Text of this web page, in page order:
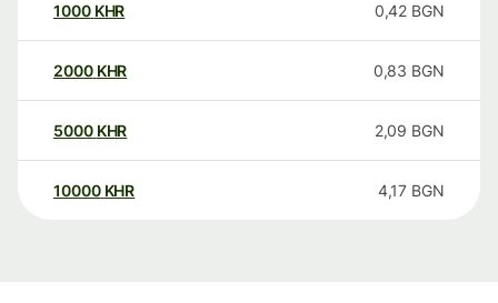
1000 KHR 0,42 BGN
2000 KHR 0,83 BGN
5000 KHR 2,09 BGN
10000 KHR 4,17 BGN